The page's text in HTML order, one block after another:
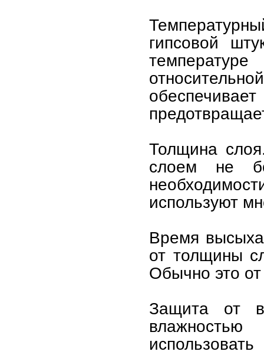
гипсовой
Толщина
слоем не
используют
Время
от толщины
Обычно это
Защита от